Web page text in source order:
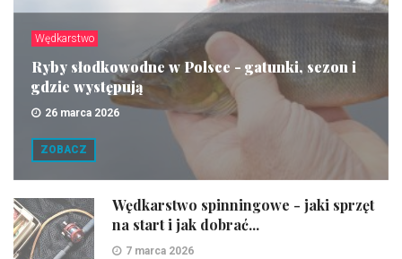
Wędkarstwo
Ryby słodkowodne w Polsce - gatunki, sezon i
gdzie występują
26 marca 2026
ZOBACZ
Wędkarstwo spinningowe - jaki sprzęt
na start i jak dobrać...
7 marca 2026